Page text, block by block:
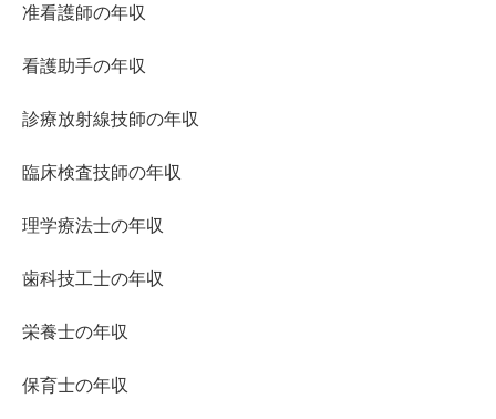
准看護師の年収
看護助手の年収
診療放射線技師の年収
臨床検査技師の年収
理学療法士の年収
歯科技工士の年収
栄養士の年収
保育士の年収